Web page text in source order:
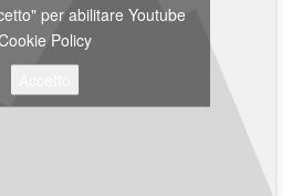
per abilitare Youtube
Policy